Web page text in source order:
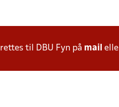
til DBU Fyn på mail